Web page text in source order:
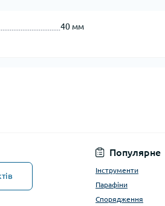
40 мм
Популярне
Інструменти
Парафіни
Спорядження